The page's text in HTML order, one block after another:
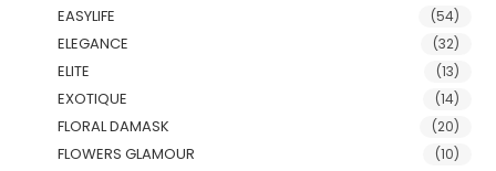
EASYLIFE (54)
ELEGANCE (32)
ELITE (13)
EXOTIQUE (14)
FLORAL DAMASK (20)
FLOWERS GLAMOUR (10)